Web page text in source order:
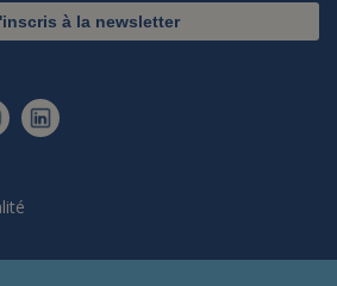
à la newsletter